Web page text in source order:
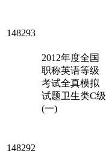
148293
2012年度全国
职称英语等级
考试全真模拟
试题卫生类C级
(一)
148292